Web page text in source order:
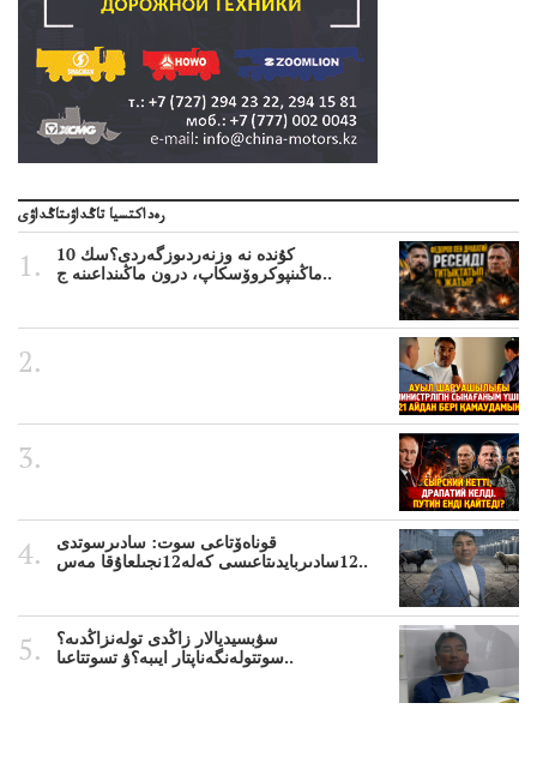
رەداكتسيا تاڭداۋىتاڭداۋى
10 كۇندە نە وزنەردىوزگەردى؟سك
ماڭىنپوكروۆسكاپ، درون ماڭىنداعىنە ج..
قوناەۆتاعى سوت: سادىرسوتدى
12سادىربايدىتاعىسى كەلە12نجىلعاۇقا مەس..
سۋبسيديالار زاڭدى تولەنزاڭدىە؟
سوتتولەنگەناپتار ايىبە؟ۋ تسوتتاعىا..